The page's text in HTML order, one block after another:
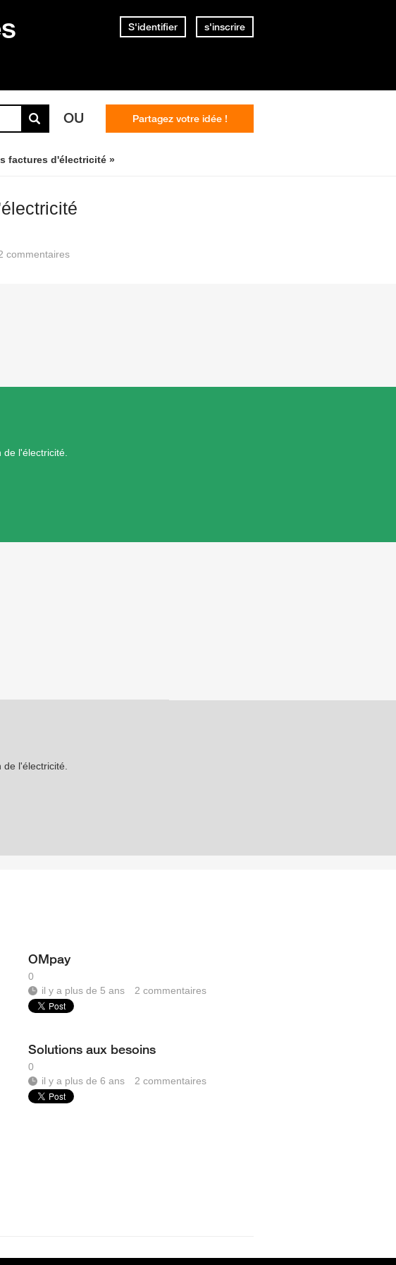
S'identifier s'inscrire
OU Partagez votre idée !
factures d'électricité »
commentaires
l'électricité.
l'électricité.
OMpay
0
il y a plus de 5 ans
2commentaires
Solutions aux besoins
0
il y a plus de 6 ans
2commentaires